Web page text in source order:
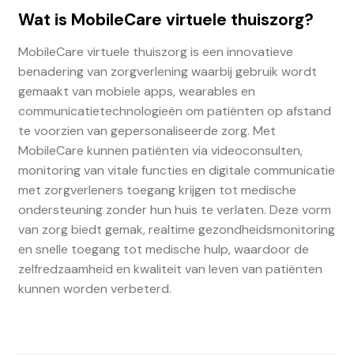
Wat is MobileCare virtuele thuiszorg?
MobileCare virtuele thuiszorg is een innovatieve
benadering van zorgverlening waarbij gebruik wordt
gemaakt van mobiele apps, wearables en
communicatietechnologieën om patiënten op afstand
te voorzien van gepersonaliseerde zorg. Met
MobileCare kunnen patiënten via videoconsulten,
monitoring van vitale functies en digitale communicatie
met zorgverleners toegang krijgen tot medische
ondersteuning zonder hun huis te verlaten. Deze vorm
van zorg biedt gemak, realtime gezondheidsmonitoring
en snelle toegang tot medische hulp, waardoor de
zelfredzaamheid en kwaliteit van leven van patiënten
kunnen worden verbeterd.